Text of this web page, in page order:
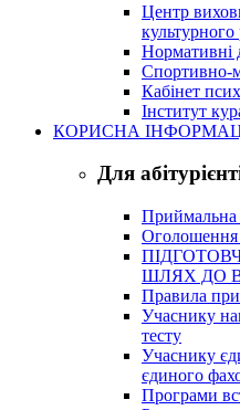
Центр
культурного
Нормативні
Спортивно-
Кабінет
Інститут
КОРИСНА
Для
Приймальна
Оголошення
ШЛЯХ ДО
Правила
Учаснику
тесту
Учаснику
єдиного
Програми